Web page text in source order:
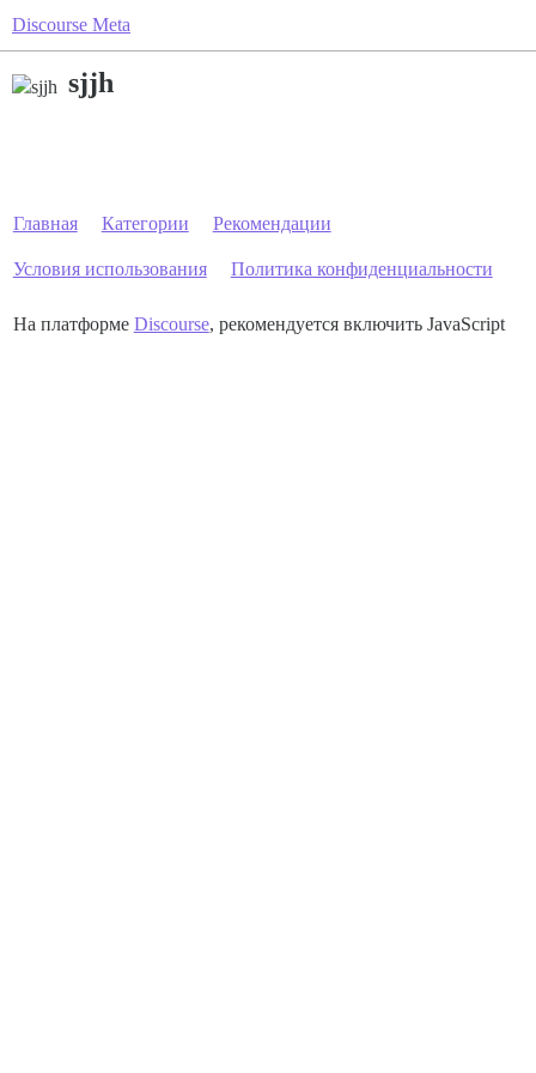
Discourse Meta
sjjh
Главная Категории Рекомендации
Условия использования Политика конфиденциальности
На платформе Discourse, рекомендуется включить JavaScript